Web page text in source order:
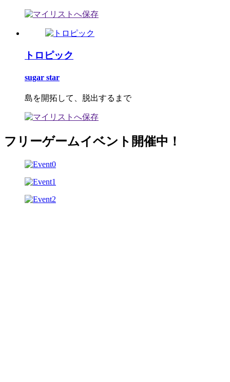
トロピック
sugar star
島を開拓して、脱出するまで
フリーゲームイベント開催中！